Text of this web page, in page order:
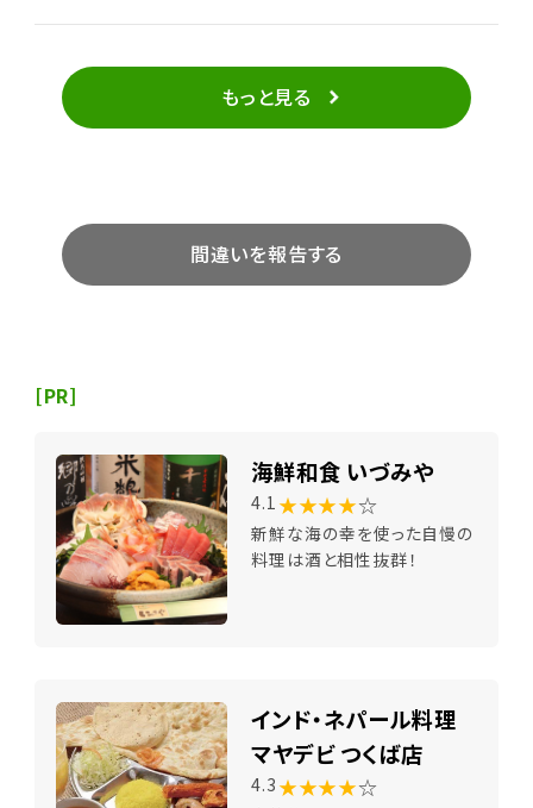
もっと見る
間違いを報告する
[PR]
海鮮和食 いづみや
4.1 ★★★★☆
新鮮な海の幸を使った自慢の
料理は酒と相性抜群！
インド・ネパール料理
マヤデビ つくば店
4.3 ★★★★☆